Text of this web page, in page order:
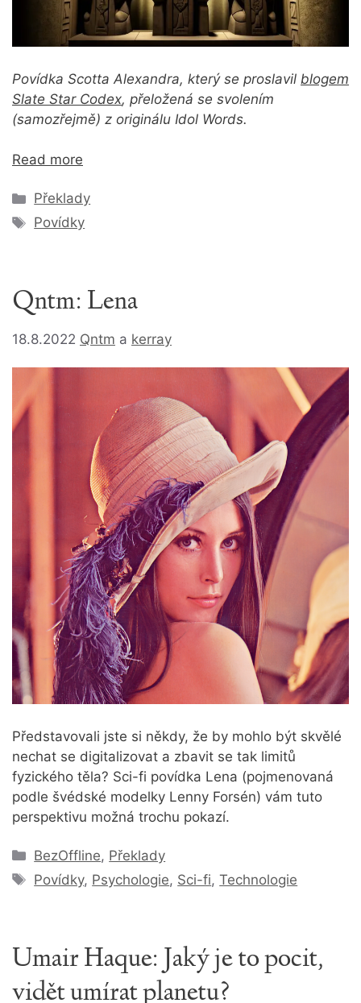
Povídka Scotta Alexandra, který se proslavil blogem
Slate Star Codex, přeložená se svolením
(samozřejmě) z originálu Idol Words.
Read more
Rubriky
Překlady
Štítky
Povídky
Qntm: Lena
18.8.2022 Qntm a kerray
Představovali jste si někdy, že by mohlo být skvělé
nechat se digitalizovat a zbavit se tak limitů
fyzického těla? Sci-fi povídka Lena (pojmenovaná
podle švédské modelky Lenny Forsén) vám tuto
perspektivu možná trochu pokazí.
Rubriky
BezOffline, Překlady
Štítky
Povídky, Psychologie, Sci-fi,Technologie
Umair Haque: Jaký je to pocit,
vidět umírat planetu?